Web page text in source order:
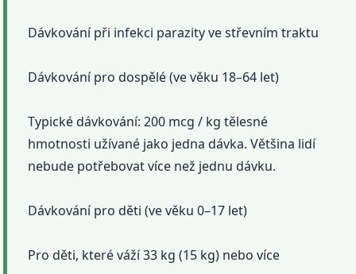
Dávkování při infekci parazity ve střevním traktu
Dávkování pro dospělé (ve věku 18–64 let)
Typické dávkování: 200 mcg / kg tělesné
hmotnosti užívané jako jedna dávka. Většina lidí
nebude potřebovat více než jednu dávku.
Dávkování pro děti (ve věku 0–17 let)
Pro děti, které váží 33 kg (15 kg) nebo více